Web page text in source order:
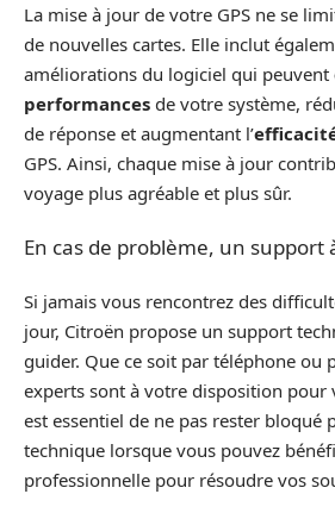
La mise à jour de votre GPS ne se
de nouvelles cartes. Elle inclut
améliorations du logiciel qui peuvent
performances de votre système,
de réponse et augmentant l’
GPS. Ainsi, chaque mise à jour
voyage plus agréable et plus sûr.
En cas de problème, un support
Si jamais vous rencontrez des
jour, Citroën propose un support
guider. Que ce soit par téléphone ou
experts sont à votre disposition pour
est essentiel de ne pas rester bloqué
technique lorsque vous pouvez
professionnelle pour résoudre vos